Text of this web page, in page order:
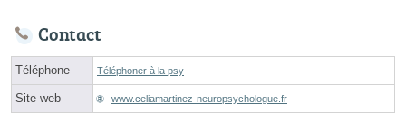
Contact
Téléphone Téléphoner à la psy
Site web www.celiamartinez-neuropsychologue.fr